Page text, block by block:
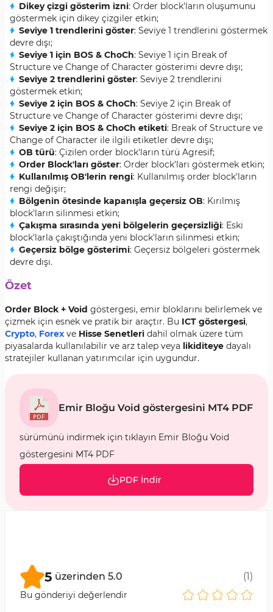
Dikey çizgi gösterim izni: Order block'ların oluşumunu
göstermek için dikey çizgiler etkin;
Seviye 1 trendlerini göster: Seviye 1 trendlerini göstermek
devre dışı;
Seviye 1 için BOS & ChoCh: Seviye 1 için Break of
Structure ve Change of Character gösterimi devre dışı;
Seviye 2 trendlerini göster: Seviye 2 trendlerini
göstermek etkin;
Seviye 2 için BOS & ChoCh: Seviye 2 için Break of
Structure ve Change of Character gösterimi devre dışı;
Seviye 2 için BOS & ChoCh etiketi: Break of Structure ve
Change of Character ile ilgili etiketler devre dışı;
OB türü: Çizilen order block'ların türü Agresif;
Order Block'ları göster: Order block'ları göstermek etkin;
Kullanılmış OB'lerin rengi: Kullanılmış order block'ların
rengi değişir;
Bölgenin ötesinde kapanışla geçersiz OB: Kırılmış
block'ların silinmesi etkin;
Çakışma sırasında yeni bölgelerin geçersizliği: Eski
block'larla çakıştığında yeni block'ların silinmesi etkin;
Geçersiz bölge gösterimi: Geçersiz bölgeleri göstermek
devre dışı.
Özet
Order Block + Void göstergesi, emir bloklarını belirlemek ve
çizmek için esnek ve pratik bir araçtır. Bu ICT göstergesi,
Crypto, Forex ve Hisse Senetleri dahil olmak üzere tüm
piyasalarda kullanılabilir ve arz talep veya likiditeye dayalı
stratejiler kullanan yatırımcılar için uygundur.
Emir Bloğu Void göstergesini MT4 PDF
sürümünü indirmek için tıklayın Emir Bloğu Void
göstergesini MT4 PDF
PDF İndir
5 üzerinden 5.0 (1)
Bu gönderiyi değerlendir